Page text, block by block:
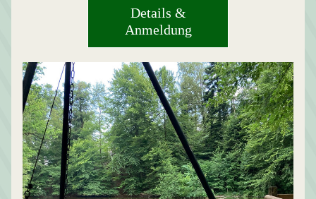
Details &
Anmeldung